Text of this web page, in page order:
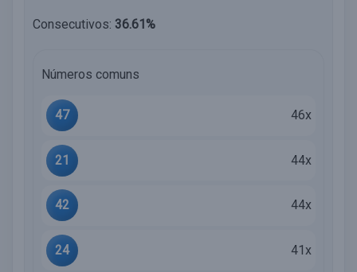
Consecutivos: 36.61%
Números comuns
47 46x
21 44x
42 44x
24 41x